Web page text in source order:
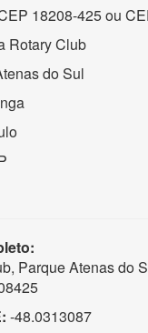
18208-425 ou
Rotary Club
do Sul
Parque Atenas do
-48.0313087